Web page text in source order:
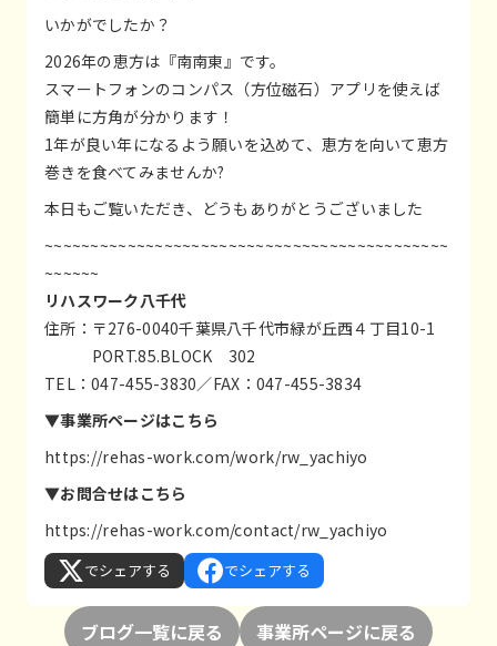
いかがでしたか？
2026年の恵方は『南南東』です。
スマートフォンのコンパス（方位磁石）アプリを使えば
簡単に方角が分かります！
1年が良い年になるよう願いを込めて、恵方を向いて恵方
巻きを食べてみませんか?
本日もご覧いただき、どうもありがとうございました
~~~~~~~~~~~~~~~~~~~~~~~~~~~~~~~~~~~~~~~~~~~~
~~~~~~
リハスワーク八千代
住所：〒276-0040千葉県八千代市緑が丘西４丁目10-1
PORT.85.BLOCK 302
TEL：047-455-3830／FAX：047-455-3834
▼事業所ページはこちら
https://rehas-work.com/work/rw_yachiyo
▼お問合せはこちら
https://rehas-work.com/contact/rw_yachiyo
でシェアする でシェアする
ブログ一覧に戻る 事業所ページに戻る